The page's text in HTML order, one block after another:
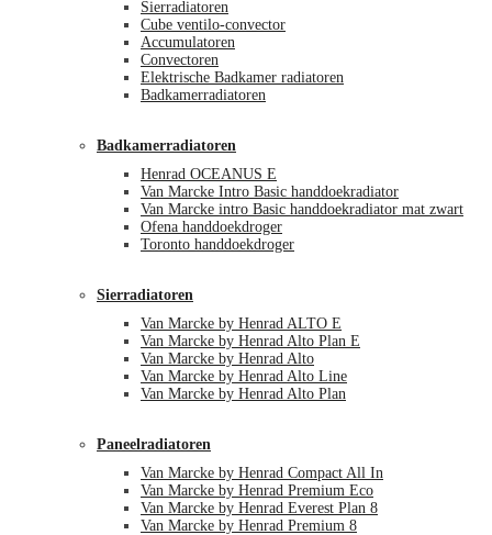
Sierradiatoren
Cube ventilo-convector
Accumulatoren
Convectoren
Elektrische Badkamer radiatoren
Badkamerradiatoren
Badkamerradiatoren
Henrad OCEANUS E
Van Marcke Intro Basic handdoekradiator
Van Marcke intro Basic handdoekradiator mat zwart
Ofena handdoekdroger
Toronto handdoekdroger
Sierradiatoren
Van Marcke by Henrad ALTO E
Van Marcke by Henrad Alto Plan E
Van Marcke by Henrad Alto
Van Marcke by Henrad Alto Line
Van Marcke by Henrad Alto Plan
Paneelradiatoren
Van Marcke by Henrad Compact All In
Van Marcke by Henrad Premium Eco
Van Marcke by Henrad Everest Plan 8
Van Marcke by Henrad Premium 8